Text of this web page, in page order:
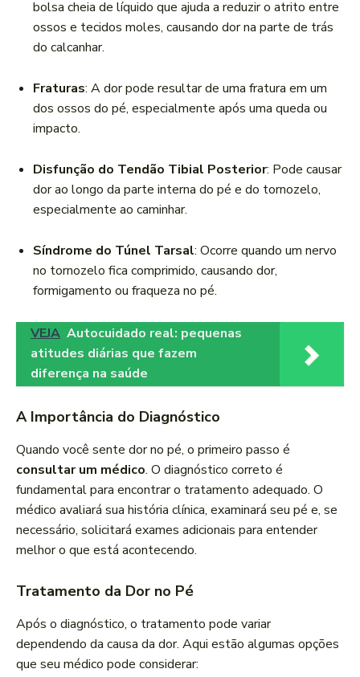
bolsa cheia de líquido que ajuda a reduzir o atrito entre
ossos e tecidos moles, causando dor na parte de trás
do calcanhar.
Fraturas: A dor pode resultar de uma fratura em um
dos ossos do pé, especialmente após uma queda ou
impacto.
Disfunção do Tendão Tibial Posterior: Pode causar
dor ao longo da parte interna do pé e do tornozelo,
especialmente ao caminhar.
Síndrome do Túnel Tarsal: Ocorre quando um nervo
no tornozelo fica comprimido, causando dor,
formigamento ou fraqueza no pé.
VEJA Autocuidado real: pequenas
atitudes diárias que fazem
diferença na saúde
A Importância do Diagnóstico
Quando você sente dor no pé, o primeiro passo é
consultar um médico. O diagnóstico correto é
fundamental para encontrar o tratamento adequado. O
médico avaliará sua história clínica, examinará seu pé e, se
necessário, solicitará exames adicionais para entender
melhor o que está acontecendo.
Tratamento da Dor no Pé
Após o diagnóstico, o tratamento pode variar
dependendo da causa da dor. Aqui estão algumas opções
que seu médico pode considerar: